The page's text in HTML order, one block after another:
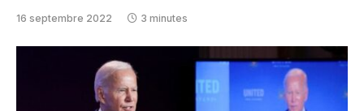
16 septembre 2022 3 minutes